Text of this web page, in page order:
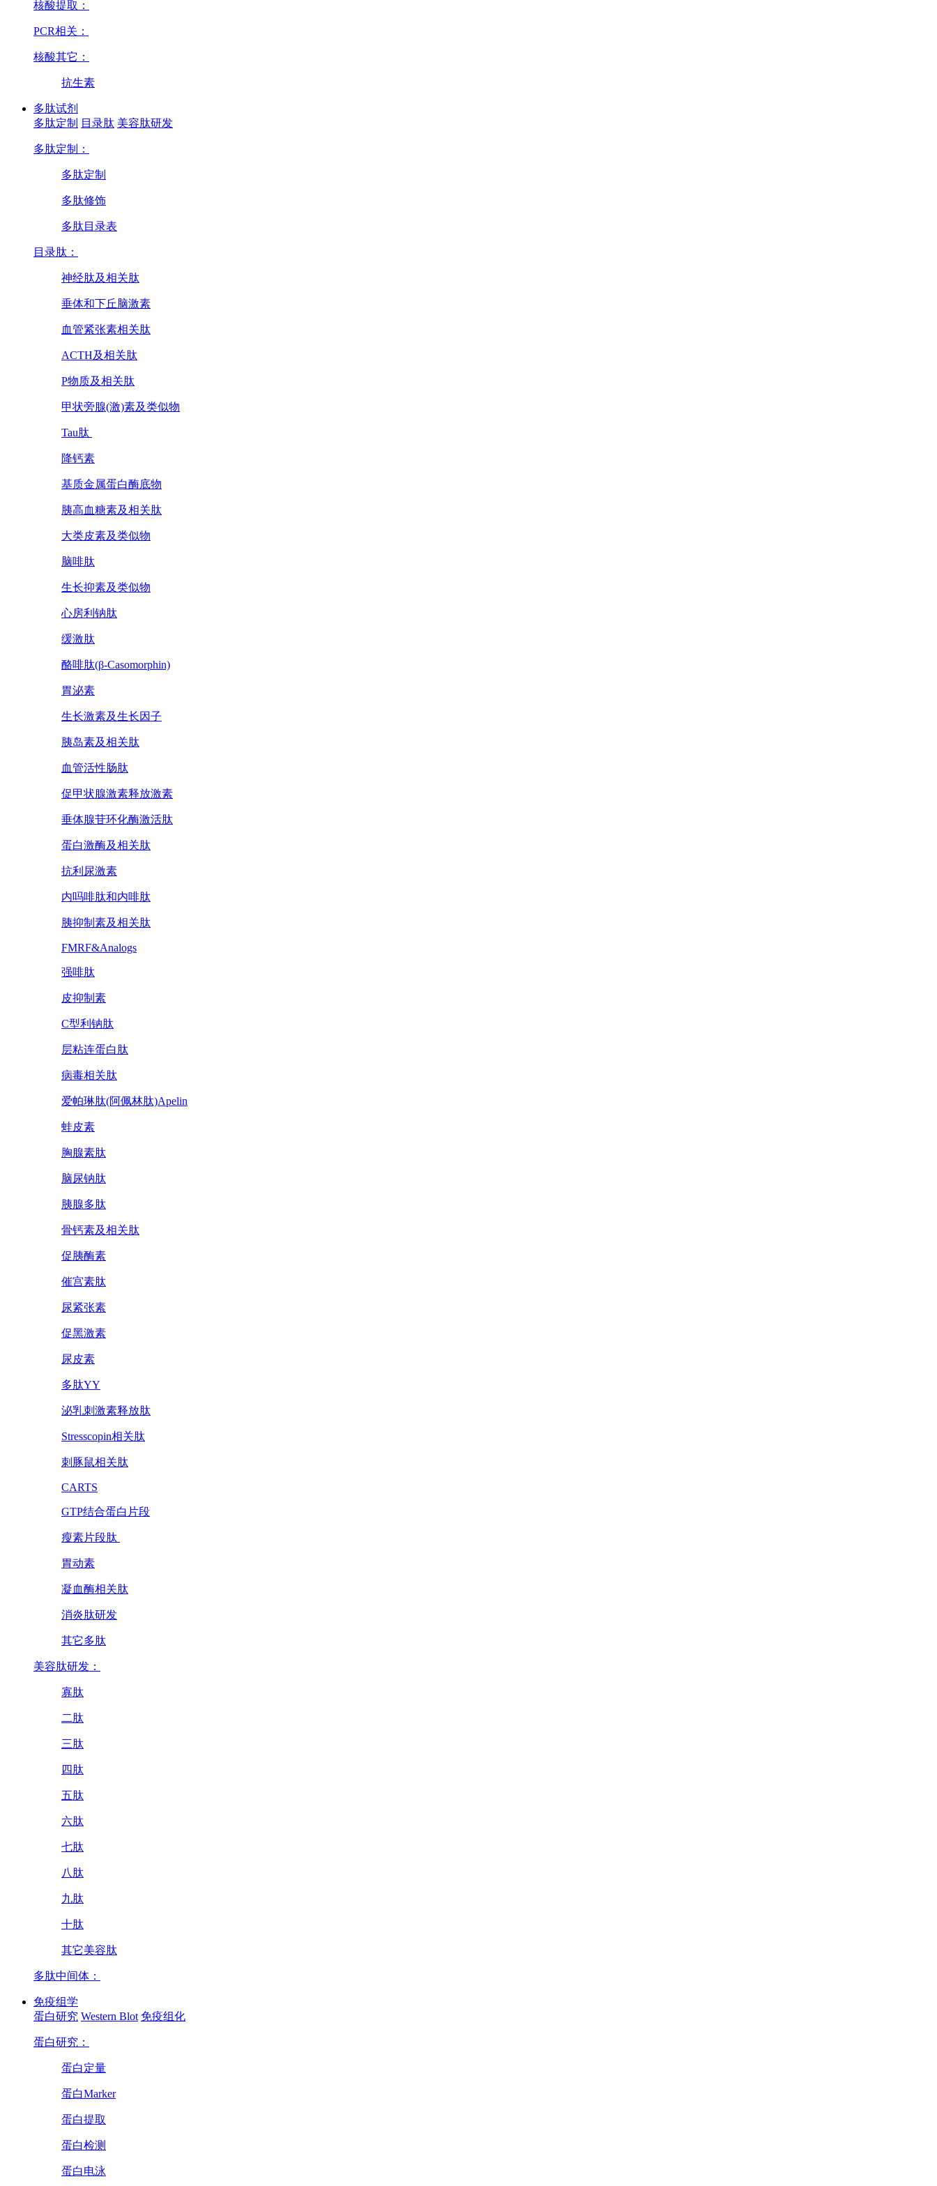
核酸提取：
PCR相关：
核酸其它：
抗生素
多肽试剂
多肽定制
目录肽 美容肽研发
多肽定制：
多肽定制
多肽修饰
多肽目录表
目录肽：
神经肽及相关肽
垂体和下丘脑激素
血管紧张素相关肽
ACTH及相关肽
P物质及相关肽
甲状旁腺(激)素及类似物
Tau肽
降钙素
基质金属蛋白酶底物
胰高血糖素及相关肽
大类皮素及类似物
脑啡肽
生长抑素及类似物
心房利钠肽
缓激肽
酪啡肽(β-Casomorphin)
胃泌素
生长激素及生长因子
胰岛素及相关肽
血管活性肠肽
促甲状腺激素释放激素
垂体腺苷环化酶激活肽
蛋白激酶及相关肽
抗利尿激素
内吗啡肽和内啡肽
胰抑制素及相关肽
FMRF&Analogs
强啡肽
皮抑制素
C型利钠肽
层粘连蛋白肽
病毒相关肽
爱帕琳肽(阿佩林肽)Apelin
蛙皮素
胸腺素肽
脑尿钠肽
胰腺多肽
骨钙素及相关肽
促胰酶素
催宫素肽
尿紧张素
促黑激素
尿皮素
多肽YY
泌乳刺激素释放肽
Stresscopin相关肽
刺豚鼠相关肽
CARTS
GTP结合蛋白片段
瘦素片段肽
胃动素
凝血酶相关肽
消炎肽研发
其它多肽
美容肽研发：
寡肽
二肽
三肽
四肽
五肽
六肽
七肽
八肽
九肽
十肽
其它美容肽
多肽中间体：
免疫组学
蛋白研究 Western Blot 免疫组化
蛋白研究：
蛋白定量
蛋白Marker
蛋白提取
蛋白检测
蛋白电泳